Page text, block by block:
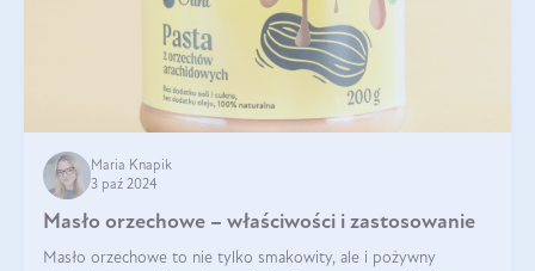
Maria Knapik
3 paź 2024
Masło orzechowe – właściwości i zastosowanie
Masło orzechowe to nie tylko smakowity, ale i pożywny